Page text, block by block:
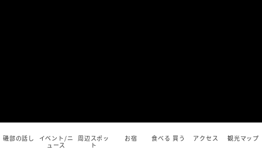
磯部の話し
イベント/ニ
ュース
周辺スポッ
ト
お宿 食べる 買う アクセス 観光マップ